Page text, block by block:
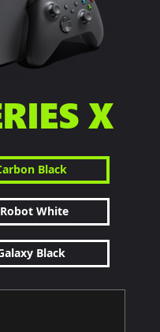
X
Black
Robot White
Black